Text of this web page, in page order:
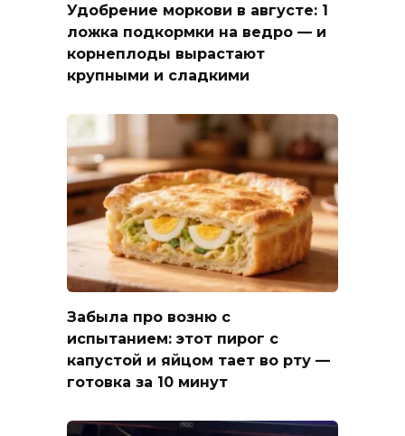
Удобрение моркови в августе: 1
ложка подкормки на ведро — и
корнеплоды вырастают
крупными и сладкими
Забыла про возню с
испытанием: этот пирог с
капустой и яйцом тает во рту —
готовка за 10 минут